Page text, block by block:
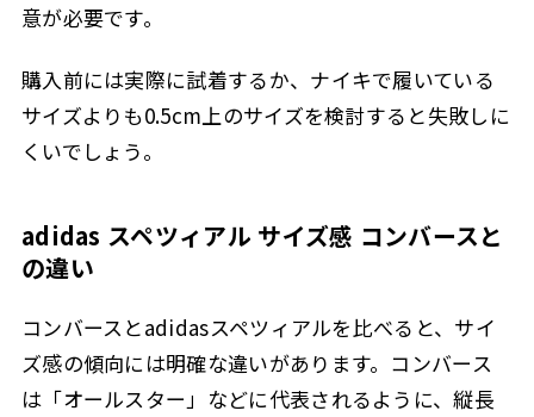
意が必要です。
購入前には実際に試着するか、ナイキで履いている
サイズよりも0.5cm上のサイズを検討すると失敗しに
くいでしょう。
adidas スペツィアル サイズ感 コンバースと
の違い
コンバースとadidasスペツィアルを比べると、サイ
ズ感の傾向には明確な違いがあります。コンバース
は「オールスター」などに代表されるように、縦長